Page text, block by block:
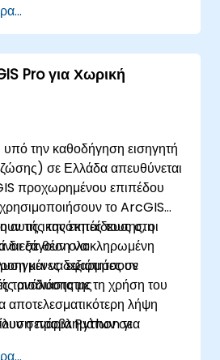
Pro για Χωρική
την καθοδήγηση εισηγητή
ζώσης) σε Ελλάδα απευθύνεται
προχωρημένου επιπέδου
το ArcGIS
τις ικανότητές τους στη
διεξάγουν ολοκληρωμένη
και να εφαρμόσουν
τρισδιάστατης
αποτελεσματικότερη λήψη
προβλημάτων σε
της εκπαίδευσης, οι
σε θέση να:
δεξιότητες σε
ανάλυσης με τη χρήση του
σενάρια Python για